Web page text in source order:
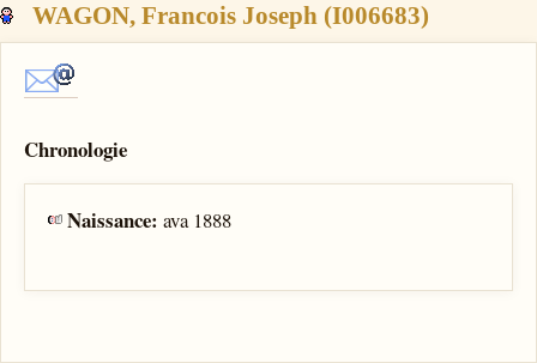
WAGON, Francois Joseph (I006683)
Chronologie
Naissance:ava 1888